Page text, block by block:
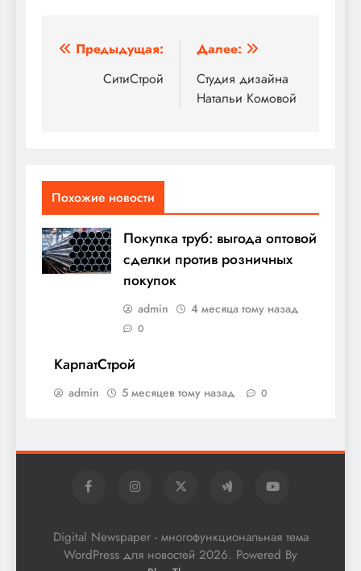
Навигация
Предыдущая:
СитиСтрой
Далее:
Студия дизайна
Натальи Комовой
Похожие новости
Покупка труб: выгода оптовой
сделки против розничных
покупок
admin 4 месяца тому назад
0
КарпатСтрой
admin 5 месяцев тому назад 0
Digital Newspaper - многофункциональная тема
WordPress для новостей 2026. Powered By